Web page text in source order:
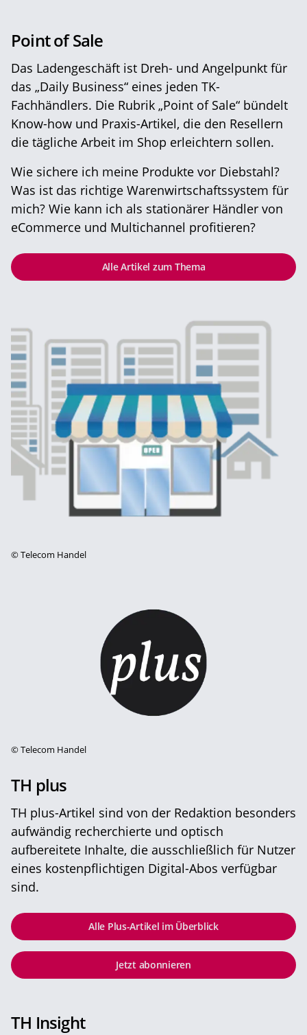
©Telecom Handel
Point of Sale
Das Ladengeschäft ist Dreh- und Angelpunkt für
das „Daily Business“ eines jeden TK-
Fachhändlers. Die Rubrik „Point of Sale“ bündelt
Know-how und Praxis-Artikel, die den Resellern
die tägliche Arbeit im Shop erleichtern sollen.
Wie sichere ich meine Produkte vor Diebstahl?
Was ist das richtige Warenwirtschaftssystem für
mich? Wie kann ich als stationärer Händler von
eCommerce und Multichannel profitieren?
Alle Artikel zum Thema
©Telecom Handel
TH plus
TH plus-Artikel sind von der Redaktion besonders
aufwändig recherchierte und optisch
aufbereitete Inhalte, die ausschließlich für Nutzer
eines kostenpflichtigen Digital-Abos verfügbar
sind.
Alle Plus-Artikel im Überblick
Jetzt abonnieren
TH Insight